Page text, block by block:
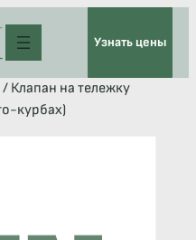
Узнать цены
/ Клапан на тележку
курбах)